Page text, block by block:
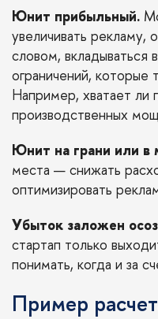
Юнит прибыльный.
увеличивать рекламу,
словом,
ограничений, которые
Например, хватает ли
производственных
Юнит на грани или в
места — снижать
оптимизировать
Убыток заложен
стартап только
понимать, когда и за
Пример